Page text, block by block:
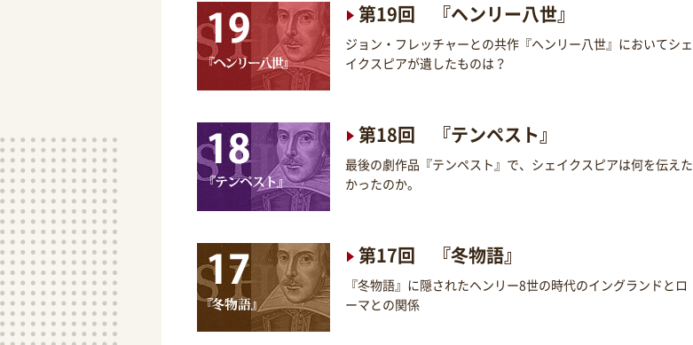
第19回 『ヘンリー八世』
ジョン・フレッチャーとの共作『ヘンリー八世』においてシェ
イクスピアが遺したものは？
第18回 『テンペスト』
最後の劇作品『テンペスト』で、シェイクスピアは何を伝えた
かったのか。
第17回 『冬物語』
『冬物語』に隠されたヘンリー8世の時代のイングランドとロ
ーマとの関係